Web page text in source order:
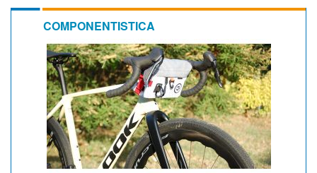
COMPONENTISTICA